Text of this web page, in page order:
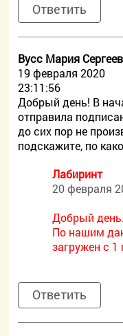
Ответить
Вусс Мария
19 февраля 2020
23:11:56
Добрый день! В
отправила
до сих пор не
подскажите, по
Лабиринт
20 февраля
Добрый день.
По нашим
загружен с 1
Ответить